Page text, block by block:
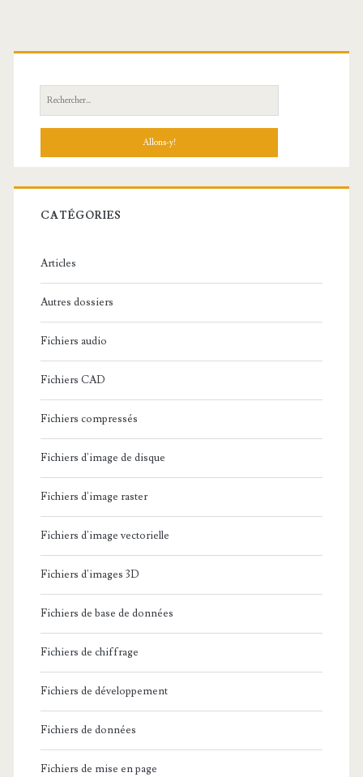
R
e
h
r
c
:
CATÉGORIES
Articles
Autres dossiers
Fichiers audio
Fichiers CAD
Fichiers compressés
Fichiers d'image de disque
Fichiers d'image raster
Fichiers d'image vectorielle
Fichiers d'images 3D
Fichiers de base de données
Fichiers de chiffrage
Fichiers de développement
Fichiers de données
Fichiers de mise en page